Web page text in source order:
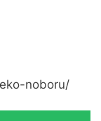
noboru/